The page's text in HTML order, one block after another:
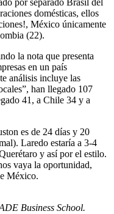
por separado Brasil del
domésticas, ellos
México únicamente
(22).
la nota que presenta
en un país
análisis incluye las
han llegado 107
41, a Chile 34 y a
es de 24 días y 20
Laredo estaría a 3-4
y así por el estilo.
vaya la oportunidad,
México.
Business School.